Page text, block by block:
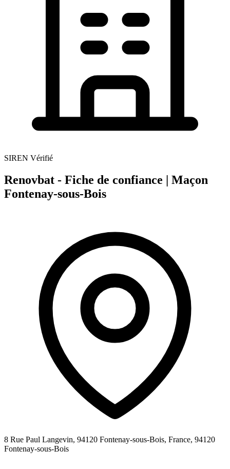
SIREN Vérifié
Renovbat - Fiche de confiance | Maçon
Fontenay-sous-Bois
8 Rue Paul Langevin, 94120 Fontenay-sous-Bois, France, 94120
Fontenay-sous-Bois